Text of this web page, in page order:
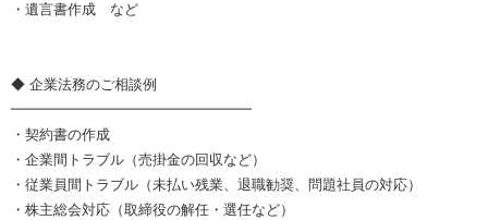
・遺言書作成 など
◆ 企業法務のご相談例
━━━━━━━━━━━━━━━━━
・契約書の作成
・企業間トラブル（売掛金の回収など）
・従業員間トラブル（未払い残業、退職勧奨、問題社員の対応）
・株主総会対応（取締役の解任・選任など）